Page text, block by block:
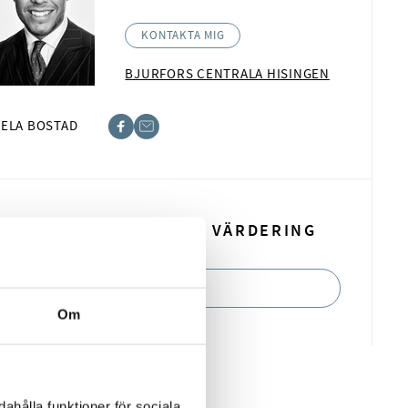
Om
KONTAKTA MIG
BJURFORS CENTRALA HISINGEN
BOSTAD
BOKA EN KOSTNADSFRI VÄRDERING
BOKA NU